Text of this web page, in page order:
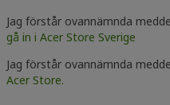
Jag förstår ovannämnda
gå in i Acer Store Sverige
Jag förstår ovannämnda
Acer Store.